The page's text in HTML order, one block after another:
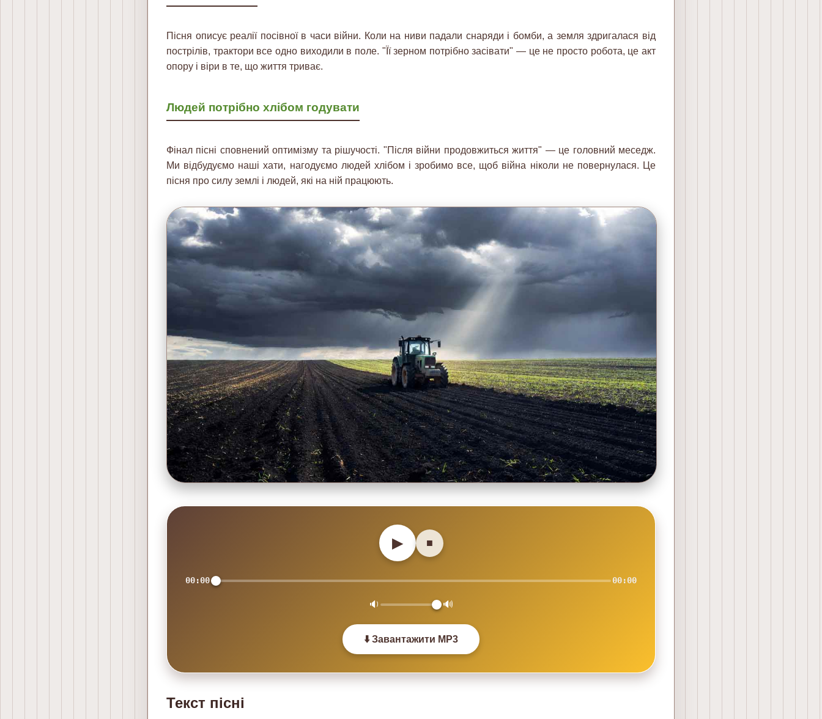
Пісня описує реалії посівної в часи війни. Коли на ниви падали снаряди і бомби, а земля здригалася від
пострілів, трактори все одно виходили в поле. "Її зерном потрібно засівати" — це не просто робота, це акт
опору і віри в те, що життя триває.
Людей потрібно хлібом годувати
Фінал пісні сповнений оптимізму та рішучості. "Після війни продовжиться життя" — це головний меседж.
Ми відбудуємо наші хати, нагодуємо людей хлібом і зробимо все, щоб війна ніколи не повернулася. Це
пісня про силу землі і людей, які на ній працюють.
▶ ■
00:00 00:00
🔉 🔊
⬇️ Завантажити MP3
Текст пісні